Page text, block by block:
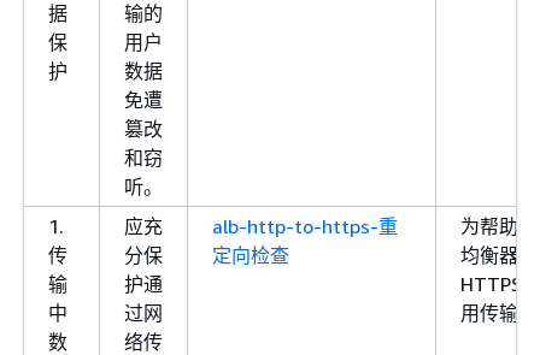
据
保
护
输的
用户
数据
免遭
篡改
和窃
听。
1.
传
输
中
数
应充
分保
护通
过网
络传
alb-http-to-https-重
定向检查
为帮助
均衡器
HTTPS
用传输